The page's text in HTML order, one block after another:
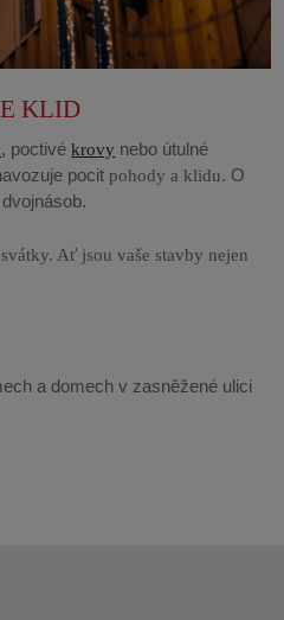
KLID
, poctivékrovy nebo útulné
pocit pohody a klidu. O
Ať jsou vaše stavby nejen